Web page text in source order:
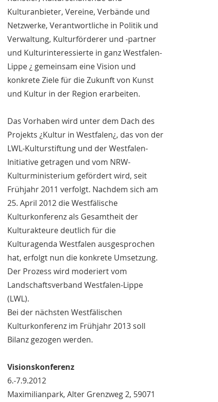
Kulturanbieter, Vereine, Verbände und
Netzwerke, Verantwortliche in Politik und
Verwaltung, Kulturförderer und -partner
und Kulturinteressierte in ganz Westfalen-
Lippe ¿ gemeinsam eine Vision und
konkrete Ziele für die Zukunft von Kunst
und Kultur in der Region erarbeiten.
Das Vorhaben wird unter dem Dach des
Projekts ¿Kultur in Westfalen¿, das von der
LWL-Kulturstiftung und der Westfalen-
Initiative getragen und vom NRW-
Kulturministerium gefördert wird, seit
Frühjahr 2011 verfolgt. Nachdem sich am
25. April 2012 die Westfälische
Kulturkonferenz als Gesamtheit der
Kulturakteure deutlich für die
Kulturagenda Westfalen ausgesprochen
hat, erfolgt nun die konkrete Umsetzung.
Der Prozess wird moderiert vom
Landschaftsverband Westfalen-Lippe
(LWL).
Bei der nächsten Westfälischen
Kulturkonferenz im Frühjahr 2013 soll
Bilanz gezogen werden.
Visionskonferenz
6.-7.9.2012
Maximilianpark, Alter Grenzweg 2, 59071